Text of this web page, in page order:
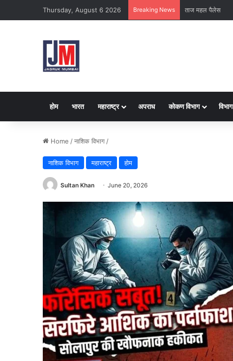
Thursday, August 6 2026 Breaking News क्राइम ब्रांच कक्ष-2
होम भारत महाराष्ट्र अपराध कोकण विभाग विभाग
Home /नाशिक विभाग /
नाशिक विभाग महाराष्ट्र होम
Sultan Khan June 20, 2026